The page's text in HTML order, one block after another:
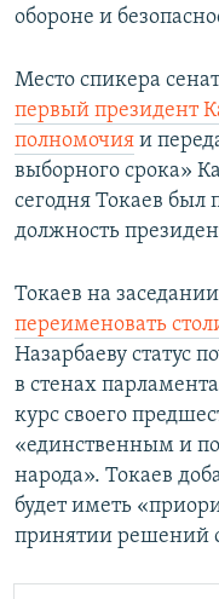
обороне и
Место спикера
первый президент
полномочия и
выборного срока»
сегодня Токаев был
должность
Токаев на
переименовать
Назарбаеву статус
в стенах
курс своего
«единственным и
народа». Токаев
будет иметь
принятии решений